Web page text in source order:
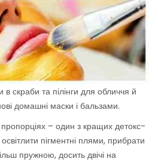
скраби та пілінги для обличчя й
домашні маски і бальзами.
– один з кращих детокс-
пігментні плями, прибрати
пружною, досить двічі на